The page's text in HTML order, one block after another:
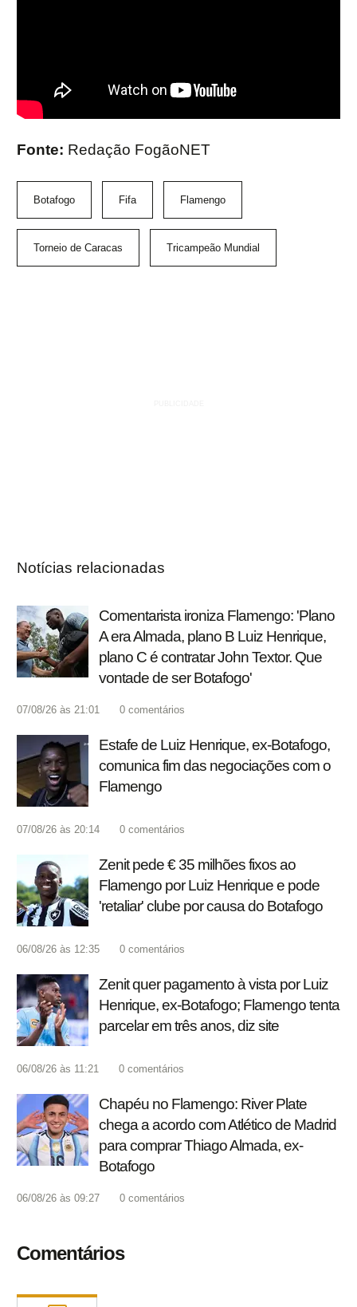
Fonte: Redação FogãoNET
Botafogo Fifa Flamengo
Torneio de Caracas Tricampeão Mundial
Notícias relacionadas
Comentarista ironiza Flamengo: 'Plano
A era Almada, plano B Luiz Henrique,
plano C é contratar John Textor. Que
vontade de ser Botafogo'
07/08/26 às 21:01 0 comentários
Estafe de Luiz Henrique, ex-Botafogo,
comunica fim das negociações com o
Flamengo
07/08/26 às 20:14 0 comentários
Zenit pede € 35 milhões fixos ao
Flamengo por Luiz Henrique e pode
'retaliar' clube por causa do Botafogo
06/08/26 às 12:35 0 comentários
Zenit quer pagamento à vista por Luiz
Henrique, ex-Botafogo; Flamengo tenta
parcelar em três anos, diz site
06/08/26 às 11:21 0 comentários
Chapéu no Flamengo: River Plate
chega a acordo com Atlético de Madrid
para comprar Thiago Almada, ex-
Botafogo
06/08/26 às 09:27 0 comentários
Comentários